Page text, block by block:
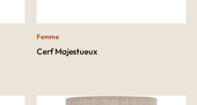
Femme
Cerf Majestueux